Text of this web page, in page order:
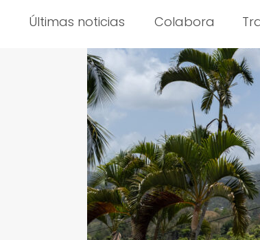
Últimas noticias Colabora